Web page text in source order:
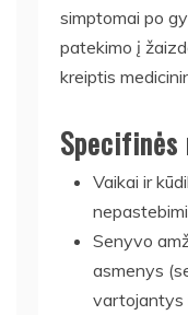
simptomai po
patekimo į
kreiptis
Vaikai ir
Senyvo
asmenys
vartojantys